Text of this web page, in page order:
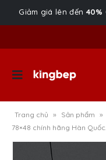
Giảm giá lên đến 40%
Trang chủ » Sản phẩm »
78×48 chính hãng Hàn Quốc.